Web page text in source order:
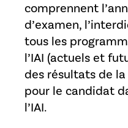
comprennent
d’examen,
tous les
l’IAI (actuels et
des résultats de
pour le candidat
l’IAI.